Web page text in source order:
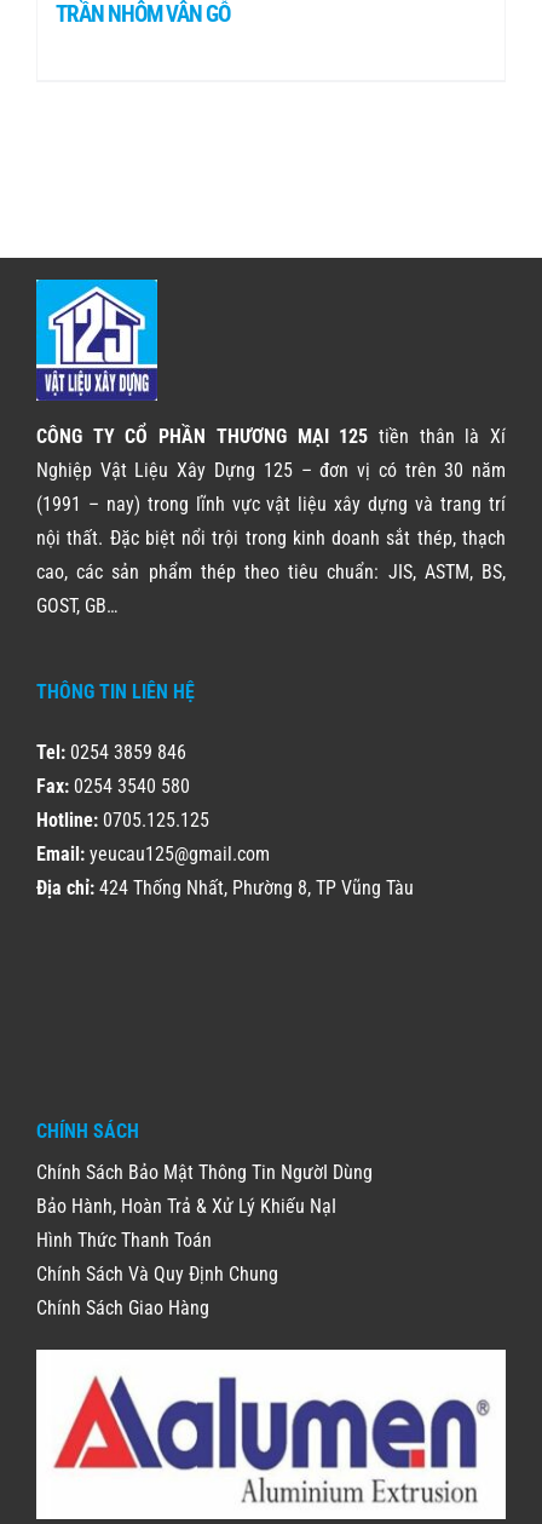
TRẦN NHÔM VÂN GỖ
CÔNG TY CỔ PHẦN THƯƠNG MẠI 125 tiền thân là Xí
Nghiệp Vật Liệu Xây Dựng 125 – đơn vị có trên 30 năm
(1991 – nay) trong lĩnh vực vật liệu xây dựng và trang trí
nội thất. Đặc biệt nổi trội trong kinh doanh sắt thép, thạch
cao, các sản phẩm thép theo tiêu chuẩn: JIS, ASTM, BS,
GOST, GB…
THÔNG TIN LIÊN HỆ
Tel:0254 3859 846
Fax:0254 3540 580
Hotline:0705.125.125
Email:yeucau125@gmail.com
Địa chỉ:424 Thống Nhất, Phường 8, TP Vũng Tàu
CHÍNH SÁCH
Chính Sách Bảo Mật Thông Tin NgườI Dùng
Bảo Hành, Hoàn Trả & Xử Lý Khiếu NạI
Hình Thức Thanh Toán
Chính Sách Và Quy Định Chung
Chính Sách Giao Hàng